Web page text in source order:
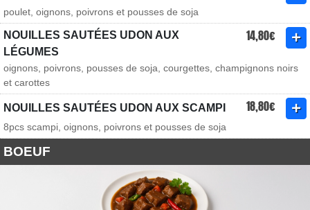
poulet, oignons, poivrons et pousses de soja
NOUILLES SAUTÉES UDON AUX
LÉGUMES
14,80€
oignons, poivrons, pousses de soja, courgettes, champignons noirs
et carottes
NOUILLES SAUTÉES UDON AUX SCAMPI 18,80€
8pcs scampi, oignons, poivrons et pousses de soja
BOEUF